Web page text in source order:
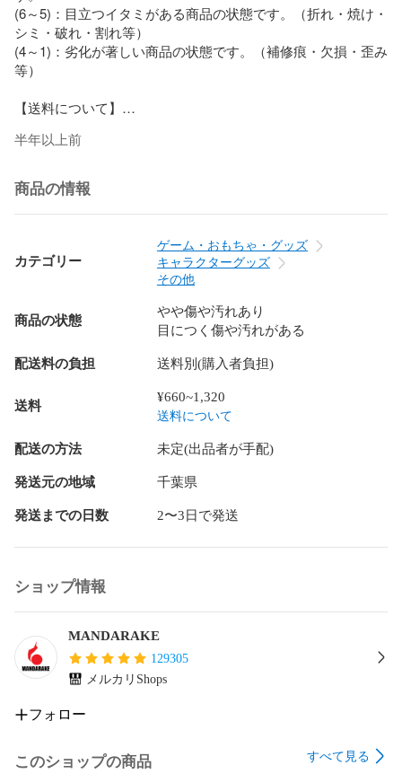
(6～5)：目立つイタミがある商品の状態です。（折れ・焼け・
シミ・破れ・割れ等）
(4～1)：劣化が著しい商品の状態です。（補修痕・欠損・歪み
等）
【送料について】
当店ではご注文の配送料はお客様負担となります。
ただくか、画面下部にございます「送料」の項目をご覧くだ
さい。
商品は店頭、他サイトと在庫を共有しております。そのため
中古品のため多少のキズ・ヨゴレ・経年劣化等がございま
す。
商品には値札ラベルや管理シール、海外出荷向け、国内輸入
に伴うシールが貼りついている場合もございます。
未開封(メーカー検品によるテープの多重貼りを含む)商品の内
作確認済で、動作不良がある場合は商品状態に表記をしてお
電池やはがき、チラシ等の商品の性質に影響しない付属品は
付属しない場合がございます。
商品に付属している応募券やシリアルコード等は利用できな
い場合がございます。
布製品(バッグ、タペストリー、ハンカチ等)は保管や発送時の
ゲーム、DVD等の特典品は、タイトルに特典付属の記載がな
半年以上前
商品の情報
カテゴリー
ゲーム・おもちゃ・グッズ
キャラクターグッズ
その他
商品の状態
やや傷や汚れあり
目につく傷や汚れがある
配送料の負担 送料別(購入者負担)
送料
¥660~1,320
送料について
配送の方法 未定(出品者が手配)
発送元の地域 千葉県
発送までの日数 2〜3日で発送
ショップ情報
MANDARAKE
129305
メルカリShops
フォロー
このショップの商品 すべて見る